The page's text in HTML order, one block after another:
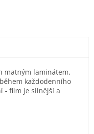
matným laminátem,
každodenního
- film je silnější a